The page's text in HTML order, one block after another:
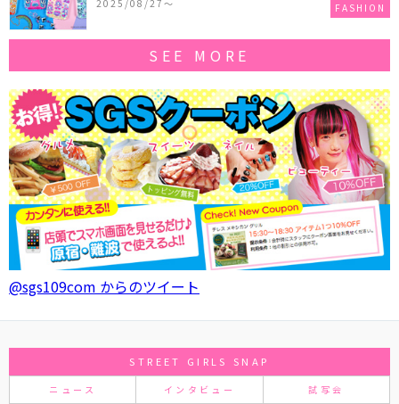
2025/08/27〜 FASHION
SEE MORE
@sgs109com からのツイート
STREET GIRLS SNAP
ニュース インタビュー 試写会